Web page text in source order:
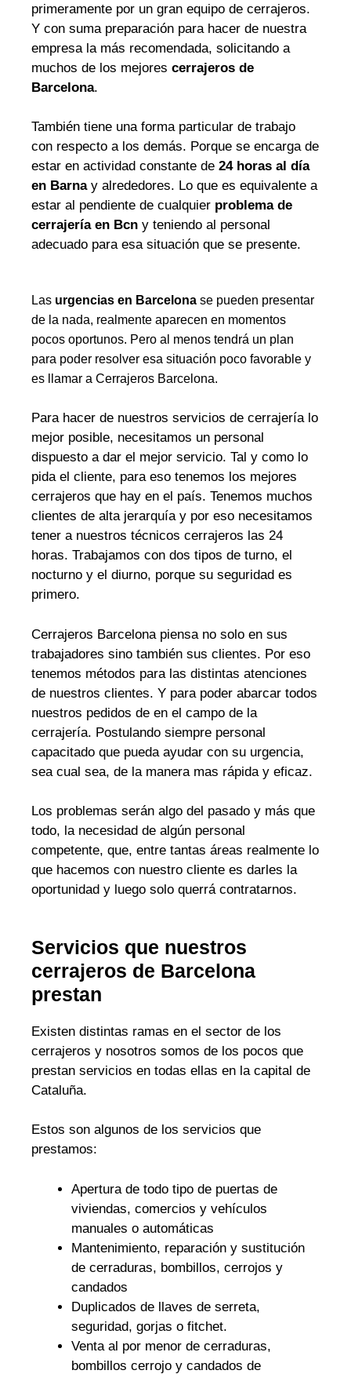
primeramente por un gran equipo de cerrajeros.
Y con suma preparación para hacer de nuestra
empresa la más recomendada, solicitando a
muchos de los mejores cerrajeros de
Barcelona.
También tiene una forma particular de trabajo
con respecto a los demás. Porque se encarga de
estar en actividad constante de 24 horas al día
en Barnay alrededores. Lo que es equivalente a
estar al pendiente de cualquier problema de
cerrajería en Bcn y teniendo al personal
adecuado para esa situación que se presente.
Las urgencias en Barcelona se pueden presentar
de la nada, realmente aparecen en momentos
pocos oportunos. Pero al menos tendrá un plan
para poder resolver esa situación poco favorable y
es llamar a Cerrajeros Barcelona.
Para hacer de nuestros servicios de cerrajería lo
mejor posible, necesitamos un personal
dispuesto a dar el mejor servicio. Tal y como lo
pida el cliente, para eso tenemos los mejores
cerrajeros que hay en el país. Tenemos muchos
clientes de alta jerarquía y por eso necesitamos
tener a nuestros técnicos cerrajeros las 24
horas. Trabajamos con dos tipos de turno, el
nocturno y el diurno, porque su seguridad es
primero.
Cerrajeros Barcelona piensa no solo en sus
trabajadores sino también sus clientes. Por eso
tenemos métodos para las distintas atenciones
de nuestros clientes. Y para poder abarcar todos
nuestros pedidos de en el campo de la
cerrajería. Postulando siempre personal
capacitado que pueda ayudar con su urgencia,
sea cual sea, de la manera mas rápida y eficaz.
Los problemas serán algo del pasado y más que
todo, la necesidad de algún personal
competente, que, entre tantas áreas realmente lo
que hacemos con nuestro cliente es darles la
oportunidad y luego solo querrá contratarnos.
Servicios que nuestros
cerrajeros de Barcelona
prestan
Existen distintas ramas en el sector de los
cerrajeros y nosotros somos de los pocos que
prestan servicios en todas ellas en la capital de
Cataluña.
Estos son algunos de los servicios que
prestamos:
Apertura de todo tipo de puertas de
viviendas, comercios y vehículos
manuales o automáticas
Mantenimiento, reparación y sustitución
de cerraduras, bombillos, cerrojos y
candados
Duplicados de llaves de serreta,
seguridad, gorjas o fitchet.
Venta al por menor de cerraduras,
bombillos cerrojo y candados de